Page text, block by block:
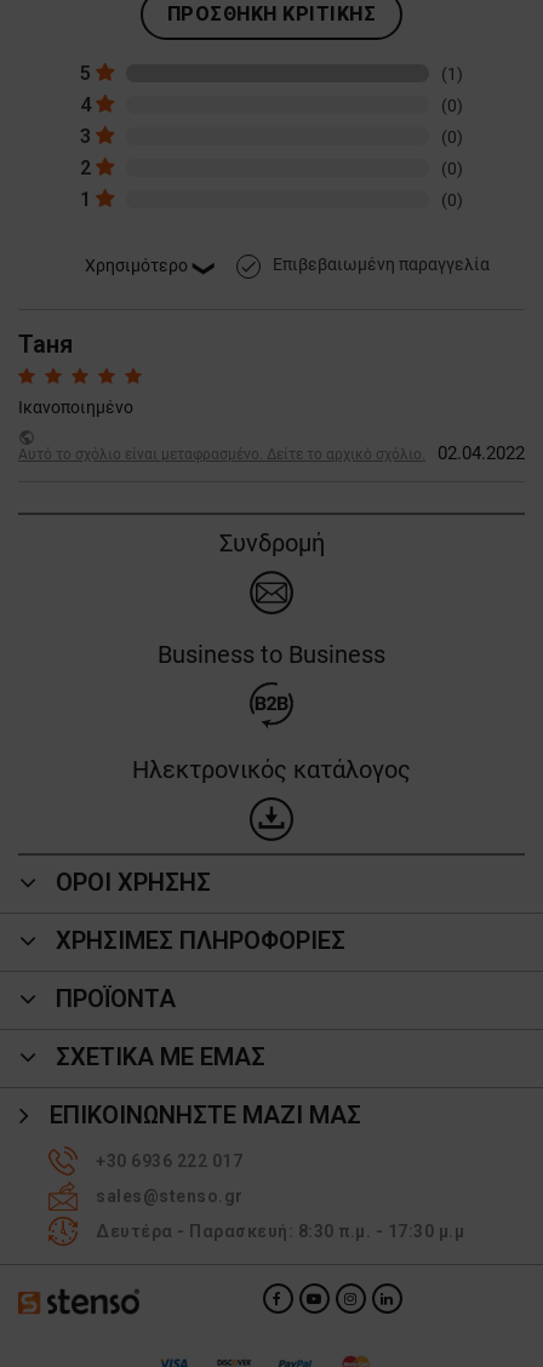
ΠΡΟΣΘΉΚΗ ΚΡΙΤΙΚΉΣ
5 (1)
4 (0)
3 (0)
2 (0)
1 (0)
done Επιβεβαιωμένη παραγγελία
Таня
Ικανοποιημένο
public
Αυτό το σχόλιο είναι μεταφρασμένο. Δείτε το αρχικό σχόλιο.
02.04.2022
Συνδρομή
Business to Business
Ηλεκτρονικός κατάλογος
ΟΡΟΙ ΧΡΗΣΗΣ
ΧΡΗΣΙΜΕΣ ΠΛΗΡΟΦΟΡΙΕΣ
ΠΡΟΪΌΝΤΑ
ΣΧΕΤΙΚΑ ΜΕ ΕΜΑΣ
ΕΠΙΚΟΙΝΩΝΉΣΤΕ ΜΑΖΊ ΜΑΣ
+30 6936 222 017
sales@stenso.gr
Δευτέρα - Παρασκευή: 8:30 π.μ. - 17:30 μ.μ